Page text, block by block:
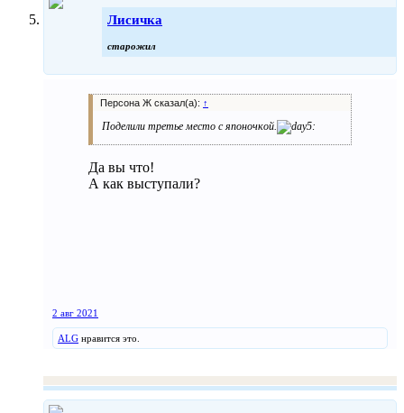
Лисичка
старожил
Персона Ж сказал(а): ↑
Поделили третье место с японочкой.
Да вы что!
А как выступали?
2 авг 2021
ALG нравится это.